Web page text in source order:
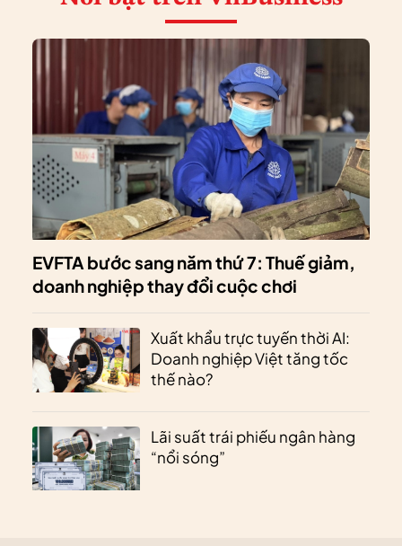
EVFTA bước sang năm thứ 7: Thuế giảm,
doanh nghiệp thay đổi cuộc chơi
Xuất khẩu trực tuyến thời AI:
Doanh nghiệp Việt tăng tốc
thế nào?
Lãi suất trái phiếu ngân hàng
“nổi sóng”